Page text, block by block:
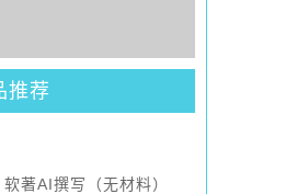
推荐
软著AI撰写（无材料）